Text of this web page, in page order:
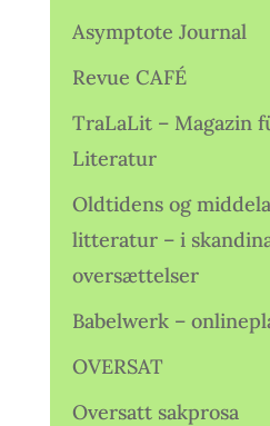
Asymptote Journal
Revue CAFÉ
TraLaLit – Magazin
Literatur
Oldtidens og
litteratur – i
oversættelser
Babelwerk –
OVERSAT
Oversatt sakprosa